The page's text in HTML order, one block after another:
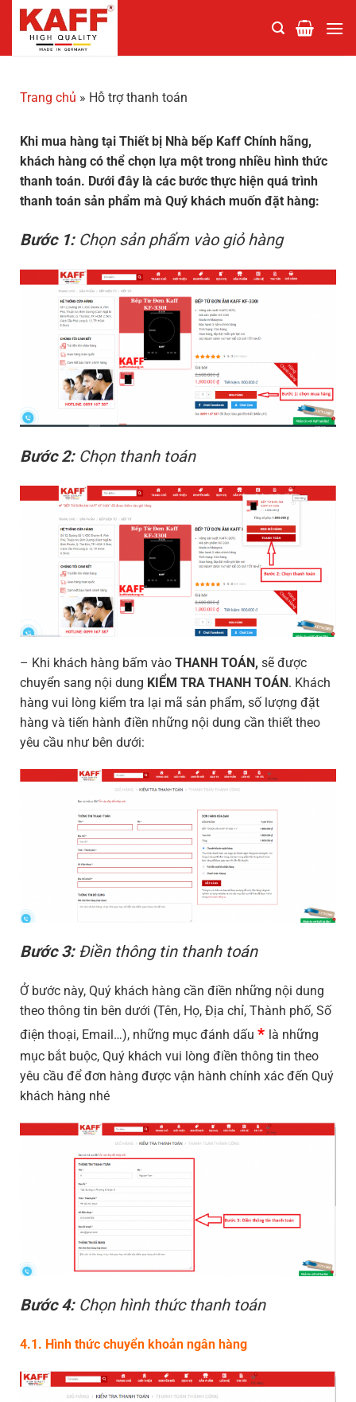
Chuyển
đến
Trang chủ » Hỗ trợ thanh toán
Khi mua hàng tại Thiết bị Nhà bếp Kaff Chính hãng,
khách hàng có thể chọn lựa một trong nhiều hình thức
thanh toán. Dưới đây là các bước thực hiện quá trình
thanh toán sản phẩm mà Quý khách muốn đặt hàng:
Bước 1: Chọn sản phẩm vào giỏ hàng
Bước 2: Chọn thanh toán
– Khi khách hàng bấm vào THANH TOÁN, sẽ được
chuyển sang nội dung KIỂM TRA THANH TOÁN . Khách
hàng vui lòng kiểm tra lại mã sản phẩm, số lượng đặt
hàng và tiến hành điền những nội dung cần thiết theo
yêu cầu như bên dưới:
Bước 3: Điền thông tin thanh toán
Ở bước này, Quý khách hàng cần điền những nội dung
theo thông tin bên dưới (Tên, Họ, Địa chỉ, Thành phố, Số
điện thoại, Email…), những mục đánh dấu * là những
mục bắt buộc, Quý khách vui lòng điền thông tin theo
yêu cầu để đơn hàng được vận hành chính xác đến Quý
khách hàng nhé
Bước 4: Chọn hình thức thanh toán
4.1. Hình thức chuyển khoản ngân hàng